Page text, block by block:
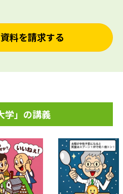
料を請求する
学」の講義